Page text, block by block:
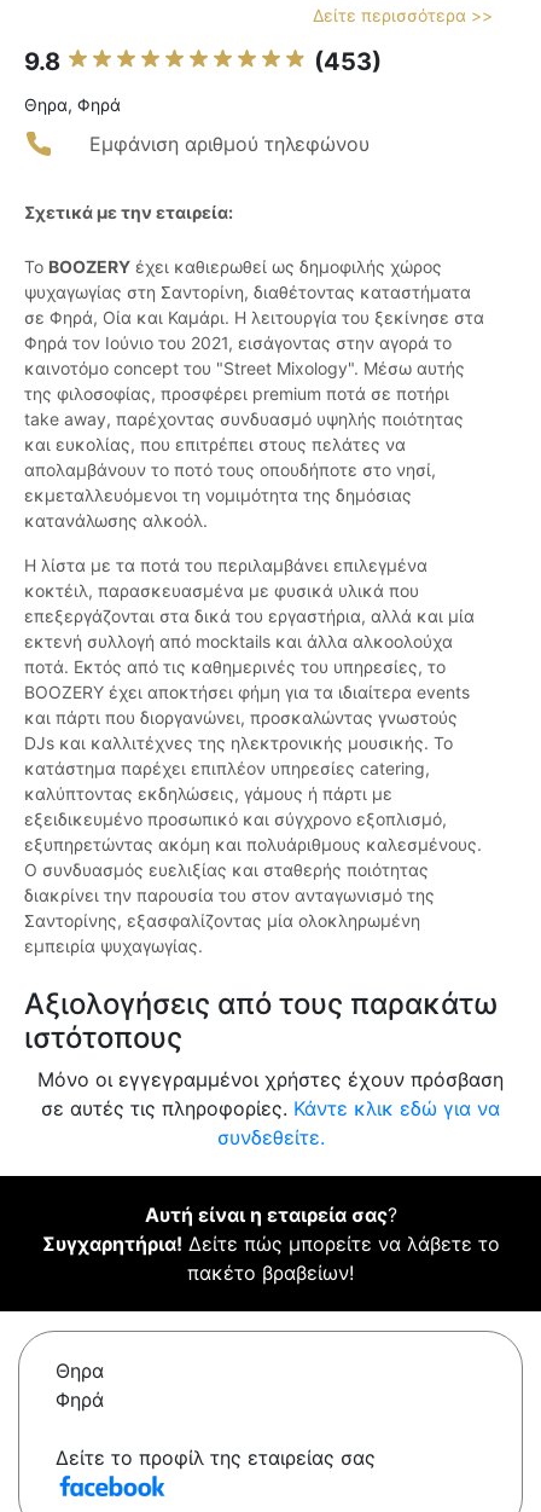
Δείτε περισσότερα >>
9.8 (453)
Θηρα, Φηρά
Εμφάνιση αριθμού τηλεφώνου
Σχετικά με την εταιρεία:
Το BOOZERY έχει καθιερωθεί ως δημοφιλής χώρος
ψυχαγωγίας στη Σαντορίνη, διαθέτοντας καταστήματα
σε Φηρά, Οία και Καμάρι. Η λειτουργία του ξεκίνησε στα
Φηρά τον Ιούνιο του 2021, εισάγοντας στην αγορά το
καινοτόμο concept του "Street Mixology". Μέσω αυτής
της φιλοσοφίας, προσφέρει premium ποτά σε ποτήρι
take away, παρέχοντας συνδυασμό υψηλής ποιότητας
και ευκολίας, που επιτρέπει στους πελάτες να
απολαμβάνουν το ποτό τους οπουδήποτε στο νησί,
εκμεταλλευόμενοι τη νομιμότητα της δημόσιας
κατανάλωσης αλκοόλ.
Η λίστα με τα ποτά του περιλαμβάνει επιλεγμένα
κοκτέιλ, παρασκευασμένα με φυσικά υλικά που
επεξεργάζονται στα δικά του εργαστήρια, αλλά και μία
εκτενή συλλογή από mocktails και άλλα αλκοολούχα
ποτά. Εκτός από τις καθημερινές του υπηρεσίες, το
BOOZERY έχει αποκτήσει φήμη για τα ιδιαίτερα events
και πάρτι που διοργανώνει, προσκαλώντας γνωστούς
DJs και καλλιτέχνες της ηλεκτρονικής μουσικής. Το
κατάστημα παρέχει επιπλέον υπηρεσίες catering,
καλύπτοντας εκδηλώσεις, γάμους ή πάρτι με
εξειδικευμένο προσωπικό και σύγχρονο εξοπλισμό,
εξυπηρετώντας ακόμη και πολυάριθμους καλεσμένους.
Ο συνδυασμός ευελιξίας και σταθερής ποιότητας
διακρίνει την παρουσία του στον ανταγωνισμό της
Σαντορίνης, εξασφαλίζοντας μία ολοκληρωμένη
εμπειρία ψυχαγωγίας.
Αξιολογήσεις από τους παρακάτω
ιστότοπους
Μόνο οι εγγεγραμμένοι χρήστες έχουν πρόσβαση
σε αυτές τις πληροφορίες. Κάντε κλικ εδώ για να
συνδεθείτε.
Αυτή είναι η εταιρεία σας?
Συγχαρητήρια! Δείτε πώς μπορείτε να λάβετε το
πακέτο βραβείων!
Θηρα
Φηρά
Δείτε το προφίλ της εταιρείας σας